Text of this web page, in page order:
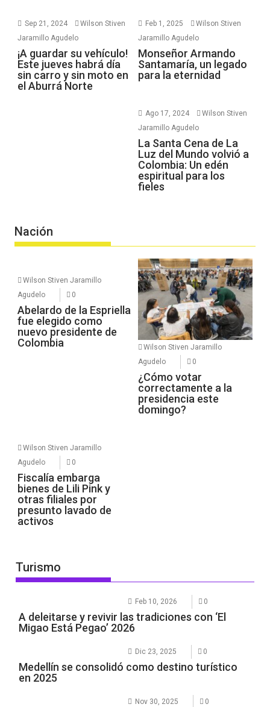
Sep 21, 2024
Wilson Stiven
Jaramillo Agudelo
¡A guardar su vehículo!
Este jueves habrá día
sin carro y sin moto en
el Aburrá Norte
Feb 1, 2025
Wilson Stiven
Jaramillo Agudelo
Monseñor Armando
Santamaría, un legado
para la eternidad
Ago 17, 2024
Wilson Stiven
Jaramillo Agudelo
La Santa Cena de La
Luz del Mundo volvió a
Colombia: Un edén
espiritual para los
fieles
Nación
Wilson Stiven Jaramillo
Agudelo
0
Abelardo de la Espriella
fue elegido como
nuevo presidente de
Colombia
Wilson Stiven Jaramillo
Agudelo
0
¿Cómo votar
correctamente a la
presidencia este
domingo?
Wilson Stiven Jaramillo
Agudelo
0
Fiscalía embarga
bienes de Lili Pink y
otras filiales por
presunto lavado de
activos
Turismo
Feb 10, 2026 0
A deleitarse y revivir las tradiciones con ‘El
Migao Está Pegao’ 2026
Dic 23, 2025 0
Medellín se consolidó como destino turístico
en 2025
Nov 30, 2025 0